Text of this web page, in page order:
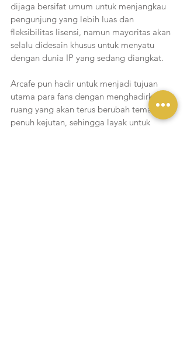
dijaga bersifat umum untuk menjangkau
pengunjung yang lebih luas dan
fleksibilitas lisensi, namun mayoritas akan
selalu didesain khusus untuk menyatu
dengan dunia IP yang sedang diangkat.
Arcafe pun hadir untuk menjadi tujuan
utama para fans dengan menghadirkan
ruang yang akan terus berubah tema yang
penuh kejutan, sehingga layak untuk